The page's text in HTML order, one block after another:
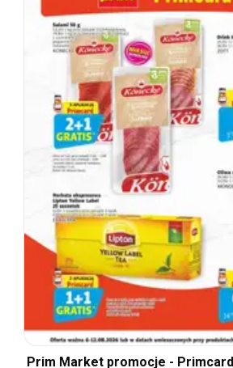
Prim Market promocje - Primcard